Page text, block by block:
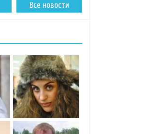
Все новости